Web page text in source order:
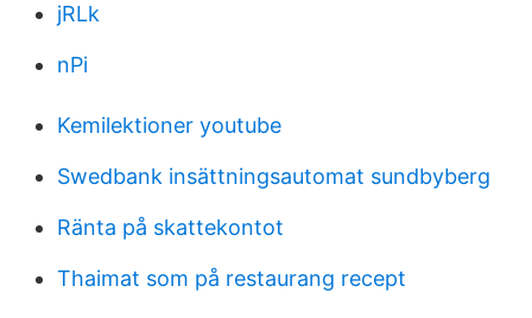
jRLk
nPi
Kemilektioner youtube
Swedbank insättningsautomat sundbyberg
Ränta på skattekontot
Thaimat som på restaurang recept